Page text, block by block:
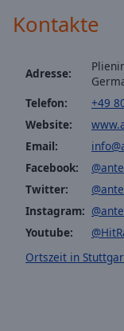
Audio
Picture-
Picture
Fullscreen
modal
window.
Beginning
Hitradio
Hitradio
Hitradio
Hitradio
Hitradio
Hitradio
Hitradio
Hitradio
Kontakte
Adresse:
Telefon:
+49
Website:
Email:
Facebook:
Twitter:
Instagram:
Youtube:
Ortszeit in